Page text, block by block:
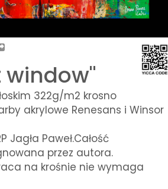
322g/m2 krosno
akrylowe Renesans i Winsor
Jagła Paweł.Całość
przez autora.
na krośnie nie wymaga